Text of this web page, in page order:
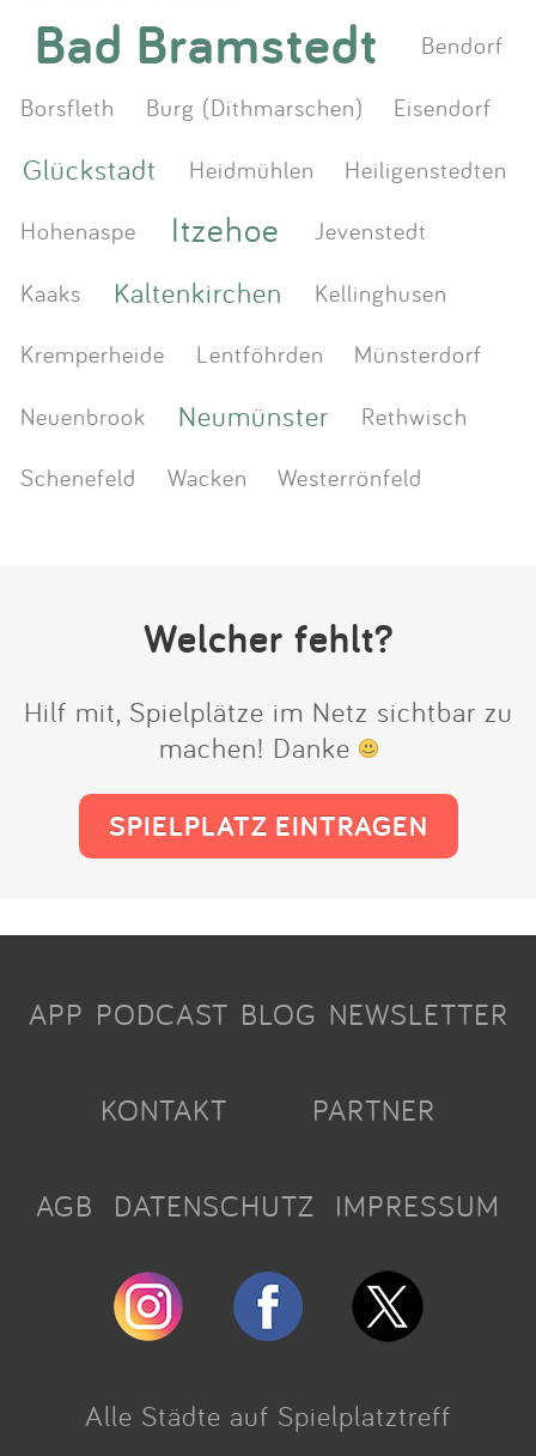
Bad Bramstedt
Bendorf
Borsfleth
Burg (Dithmarschen) Eisendorf
Glückstadt Heidmühlen
Heiligenstedten
Hohenaspe
Itzehoe
Jevenstedt
Kaaks
Kaltenkirchen
Kellinghusen
Kremperheide
Lentföhrden
Münsterdorf
Neuenbrook
Neumünster
Rethwisch
Schenefeld
Wacken Westerrönfeld
Welcher fehlt?
Hilf mit, Spielplätze im Netz sichtbar zu
machen! Danke
SPIELPLATZ EINTRAGEN
APP PODCAST BLOG NEWSLETTER
KONTAKT PARTNER
AGB DATENSCHUTZ IMPRESSUM
Alle Städte auf Spielplatztreff